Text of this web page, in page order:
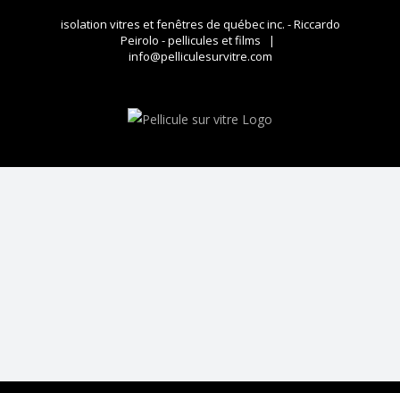
isolation vitres et fenêtres de québec inc. - Riccardo
Peirolo - pellicules et films
|
info@pelliculesurvitre.com